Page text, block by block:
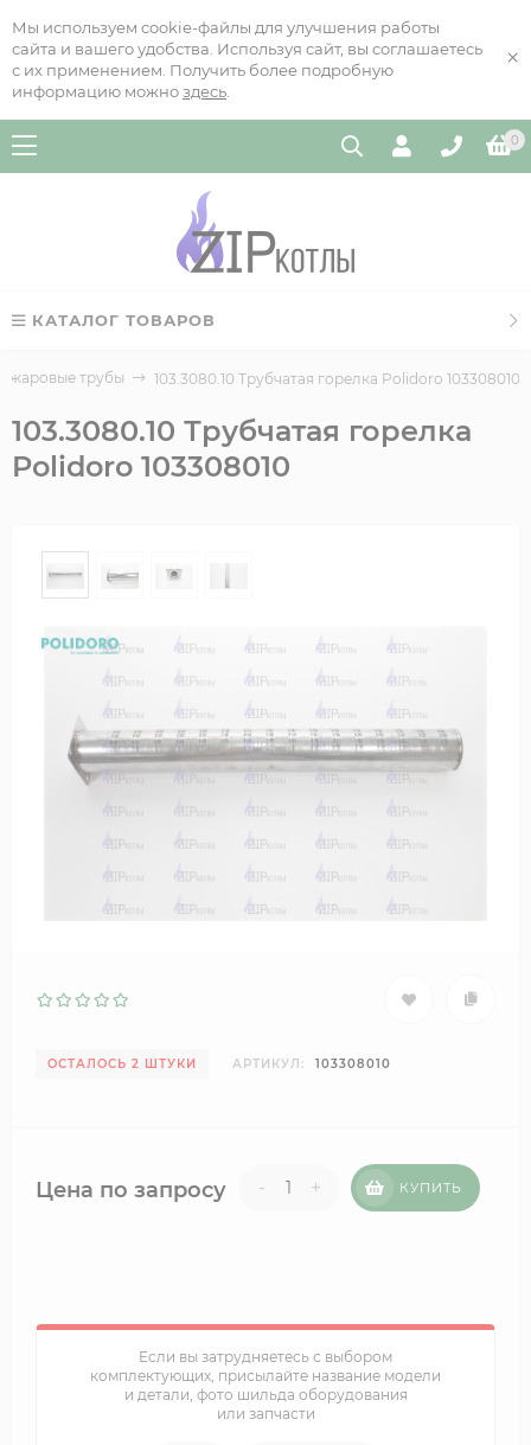
Мы используем cookie-файлы для улучшения работы
сайта и вашего удобства. Используя сайт, вы соглашаетесь
с их применением. Получить более подробную
информацию можно здесь
×
0
КАТАЛОГ ТОВАРОВ
жаровые трубы 103.3080.10 Трубчатая горелка Polidoro 103308010
103.3080.10 Трубчатая горелка
Polidoro 103308010
ОСТАЛОСЬ 2 ШТУКИ АРТИКУЛ: 103308010
Цена по запросу - + КУПИТЬ
Если вы затрудняетесь с выбором
комплектующих, присылайте название модели
и детали, фото шильда оборудования
или запчасти